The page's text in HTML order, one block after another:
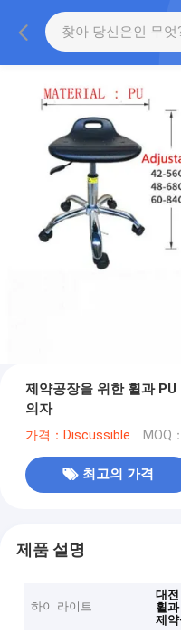
제약공장을 위한 휠과
의자
가격：Discussible MOQ
최고의 가격
제품 설명
하이 라이트
대
휠
제